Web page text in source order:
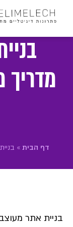
דף הבית »
בניית אתר